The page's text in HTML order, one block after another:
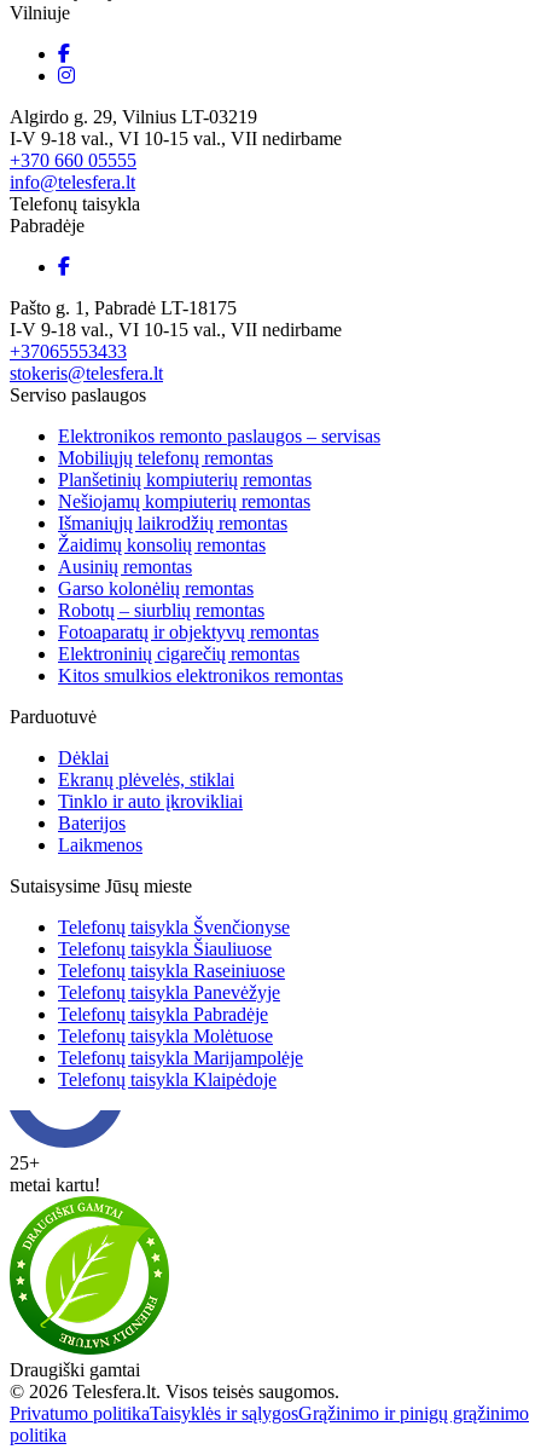
Vilniuje
Algirdo g. 29, Vilnius LT-03219
I-V 9-18 val., VI 10-15 val., VII nedirbame
+370 660 05555
info@telesfera.lt
Telefonų taisykla
Pabradėje
Pašto g. 1, Pabradė LT-18175
I-V 9-18 val., VI 10-15 val., VII nedirbame
+37065553433
stokeris@telesfera.lt
Serviso paslaugos
Elektronikos remonto paslaugos – servisas
Mobiliųjų telefonų remontas
Planšetinių kompiuterių remontas
Nešiojamų kompiuterių remontas
Išmaniųjų laikrodžių remontas
Žaidimų konsolių remontas
Ausinių remontas
Garso kolonėlių remontas
Robotų – siurblių remontas
Fotoaparatų ir objektyvų remontas
Elektroninių cigarečių remontas
Kitos smulkios elektronikos remontas
Parduotuvė
Dėklai
Ekranų plėvelės, stiklai
Tinklo ir auto įkrovikliai
Baterijos
Laikmenos
Sutaisysime Jūsų mieste
Telefonų taisykla Švenčionyse
Telefonų taisykla Šiauliuose
Telefonų taisykla Raseiniuose
Telefonų taisykla Panevėžyje
Telefonų taisykla Pabradėje
Telefonų taisykla Molėtuose
Telefonų taisykla Marijampolėje
Telefonų taisykla Klaipėdoje
25+
metai kartu!
Draugiški gamtai
© 2026 Telesfera.lt. Visos teisės saugomos.
Privatumo politikaTaisyklės ir sąlygosGrąžinimo ir pinigų grąžinimo
politika